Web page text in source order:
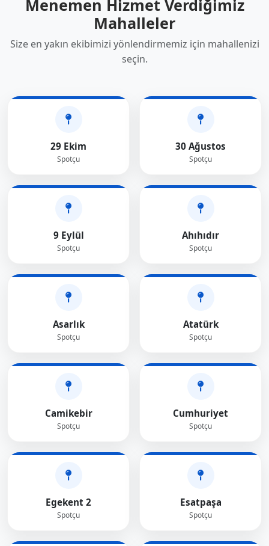
Menemen Hizmet Verdiğimiz
Mahalleler
Size en yakın ekibimizi yönlendirmemiz için mahallenizi
seçin.
29 Ekim
Spotçu
30 Ağustos
Spotçu
9 Eylül
Spotçu
Ahıhıdır
Spotçu
Asarlık
Spotçu
Atatürk
Spotçu
Camikebir
Spotçu
Cumhuriyet
Spotçu
Egekent 2
Spotçu
Esatpaşa
Spotçu